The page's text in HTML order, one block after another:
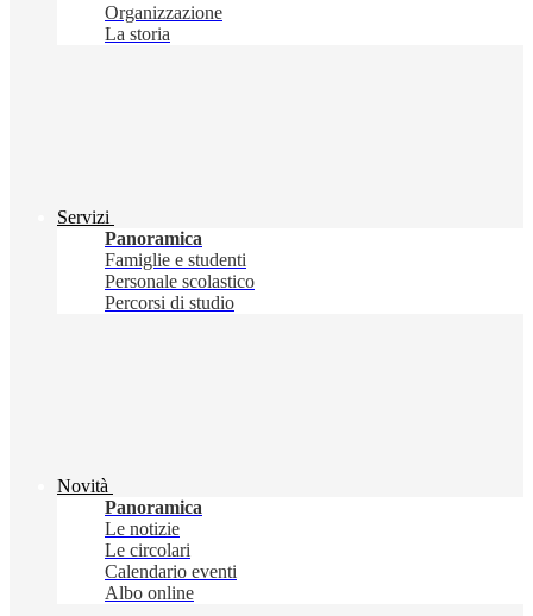
Organizzazione
La storia
Servizi
Panoramica
Famiglie e studenti
Personale scolastico
Percorsi di studio
Novità
Panoramica
Le notizie
Le circolari
Calendario eventi
Albo online